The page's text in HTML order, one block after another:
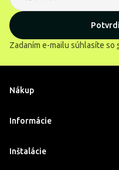
Zadaním e-mailu súhlasíte so
Nákup
Informácie
Inštalácie